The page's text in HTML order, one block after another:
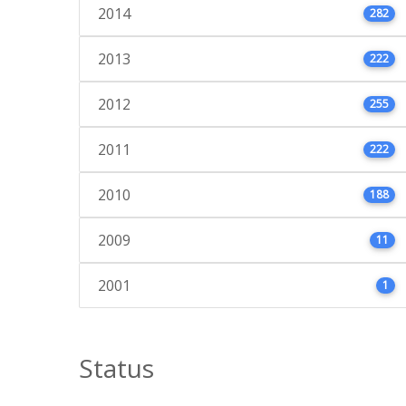
2014 282
2013 222
2012 255
2011 222
2010 188
2009 11
2001 1
Status